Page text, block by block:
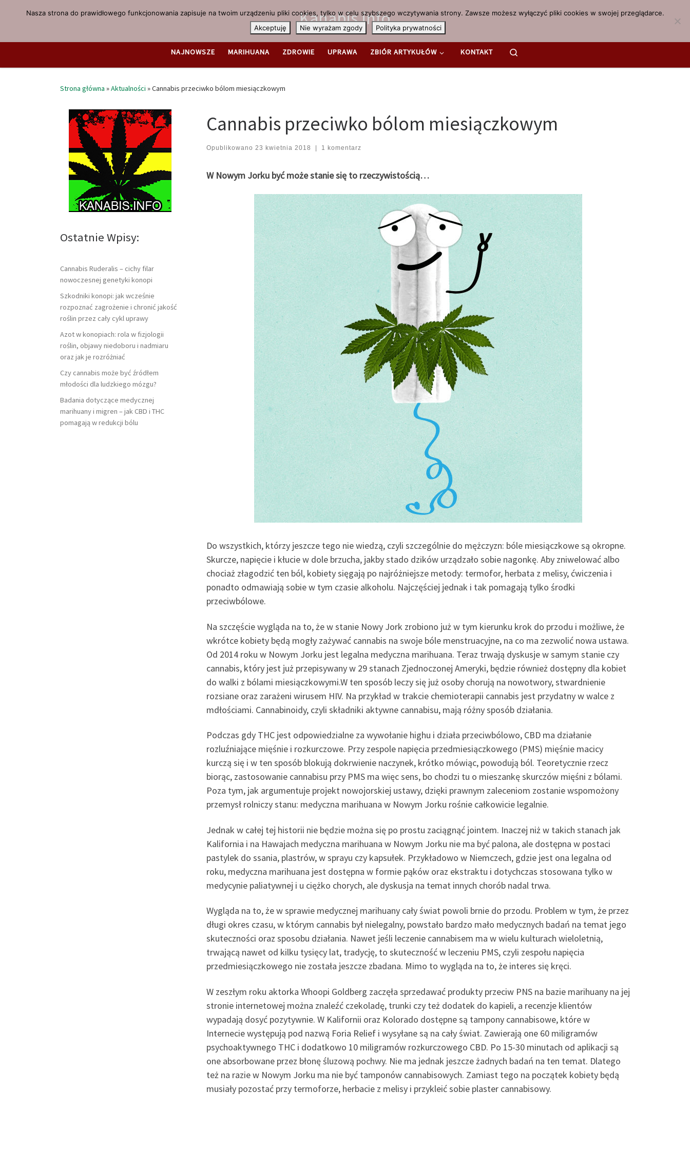
Przejdź do treści Kanabis.info
NAJNOWSZE MARIHUANA ZDROWIE UPRAWA ZBIÓR ARTYKUŁÓW KONTAKT
Strona główna »Aktualności »Cannabis przeciwko bólom miesiączkowym
Cannabis przeciwko bólom miesiączkowym
Opublikowano 23 kwietnia 2018 1 komentarz
W Nowym Jorku być może stanie się to rzeczywistością…
Do wszystkich, którzy jeszcze tego nie wiedzą, czyli szczególnie do mężczyzn: bóle miesiączkowe są okropne.
Skurcze, napięcie i kłucie w dole brzucha, jakby stado dzików urządzało sobie nagonkę. Aby zniwelować albo
chociaż złagodzić ten ból, kobiety sięgają po najróżniejsze metody: termofor, herbata z melisy, ćwiczenia i
ponadto odmawiają sobie w tym czasie alkoholu. Najczęściej jednak i tak pomagają tylko środki
przeciwbólowe.
Na szczęście wygląda na to, że w stanie Nowy Jork zrobiono już w tym kierunku krok do przodu i możliwe, że
wkrótce kobiety będą mogły zażywać cannabis na swoje bóle menstruacyjne, na co ma zezwolić nowa ustawa.
Od 2014 roku w Nowym Jorku jest legalna medyczna marihuana. Teraz trwają dyskusje w samym stanie czy
cannabis, który jest już przepisywany w 29 stanach Zjednoczonej Ameryki, będzie również dostępny dla kobiet
do walki z bólami miesiączkowymi.W ten sposób leczy się już osoby chorują na nowotwory, stwardnienie
rozsiane oraz zarażeni wirusem HIV. Na przykład w trakcie chemioterapii cannabis jest przydatny w walce z
mdłościami. Cannabinoidy, czyli składniki aktywne cannabisu, mają różny sposób działania.
Podczas gdy THC jest odpowiedzialne za wywołanie highu i działa przeciwbólowo, CBD ma działanie
rozluźniające mięśnie i rozkurczowe. Przy zespole napięcia przedmiesiączkowego (PMS) mięśnie macicy
kurczą się i w ten sposób blokują dokrwienie naczynek, krótko mówiąc, powodują ból. Teoretycznie rzecz
biorąc, zastosowanie cannabisu przy PMS ma więc sens, bo chodzi tu o mieszankę skurczów mięśni z bólami.
Poza tym, jak argumentuje projekt nowojorskiej ustawy, dzięki prawnym zaleceniom zostanie wspomożony
przemysł rolniczy stanu: medyczna marihuana w Nowym Jorku rośnie całkowicie legalnie.
Jednak w całej tej historii nie będzie można się po prostu zaciągnąć jointem. Inaczej niż w takich stanach jak
Kalifornia i na Hawajach medyczna marihuana w Nowym Jorku nie ma być palona, ale dostępna w postaci
pastylek do ssania, plastrów, w sprayu czy kapsułek. Przykładowo w Niemczech, gdzie jest ona legalna od
roku, medyczna marihuana jest dostępna w formie pąków oraz ekstraktu i dotychczas stosowana tylko w
medycynie paliatywnej i u ciężko chorych, ale dyskusja na temat innych chorób nadal trwa.
Wygląda na to, że w sprawie medycznej marihuany cały świat powoli brnie do przodu. Problem w tym, że przez
długi okres czasu, w którym cannabis był nielegalny, powstało bardzo mało medycznych badań na temat jego
skuteczności oraz sposobu działania. Nawet jeśli leczenie cannabisem ma w wielu kulturach wieloletnią,
trwającą nawet od kilku tysięcy lat, tradycję, to skuteczność w leczeniu PMS, czyli zespołu napięcia
przedmiesiączkowego nie została jeszcze zbadana. Mimo to wygląda na to, że interes się kręci.
W zeszłym roku aktorka Whoopi Goldberg zaczęła sprzedawać produkty przeciw PNS na bazie marihuany na jej
stronie internetowej można znaleźć czekoladę, trunki czy też dodatek do kapieli, a recenzje klientów
wypadają dosyć pozytywnie. W Kalifornii oraz Kolorado dostępne są tampony cannabisowe, które w
Internecie występują pod nazwą Foria Relief i wysyłane są na cały świat. Zawierają one 60 miligramów
psychoaktywnego THC i dodatkowo 10 miligramów rozkurczowego CBD. Po 15-30 minutach od aplikacji są
one absorbowane przez błonę śluzową pochwy. Nie ma jednak jeszcze żadnych badań na ten temat. Dlatego
też na razie w Nowym Jorku ma nie być tamponów cannabisowych. Zamiast tego na początek kobiety będą
musiały pozostać przy termoforze, herbacie z melisy i przykleić sobie plaster cannabisowy.
Ostatnie Wpisy:
Cannabis Ruderalis – cichy filar
nowoczesnej genetyki konopi
Szkodniki konopi: jak wcześnie
rozpoznać zagrożenie i chronić jakość
roślin przez cały cykl uprawy
Azot w konopiach: rola w fizjologii
roślin, objawy niedoboru i nadmiaru
oraz jak je rozróżniać
Czy cannabis może być źródłem
młodości dla ludzkiego mózgu?
Badania dotyczące medycznej
marihuany i migren – jak CBD i THC
pomagają w redukcji bólu
Nasza strona do prawidłowego funkcjonowania zapisuje na twoim urządzeniu pliki cookies, tylko w celu szybszego wczytywania strony. Zawsze możesz wyłączyć pliki cookies w swojej przeglądarce.
Akceptuję
Nie wyrażam zgody Polityka prywatności